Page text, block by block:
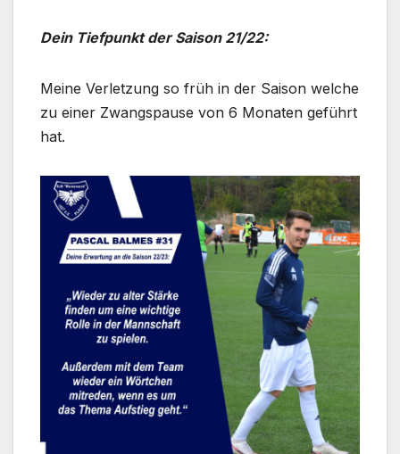
Dein Tiefpunkt der Saison 21/22:
Meine Verletzung so früh in der Saison welche
zu einer Zwangspause von 6 Monaten geführt
hat.